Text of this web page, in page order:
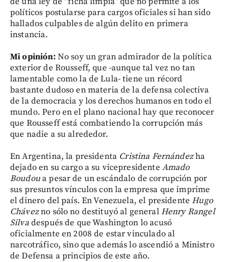
políticos postularse para cargos oficiales si han sido
hallados culpables de algún delito en primera
instancia.
Mi opinión: No soy un gran admirador de la política
exterior de Rousseff, que -aunque tal vez no tan
lamentable como la de Lula- tiene un récord
bastante dudoso en materia de la defensa colectiva
de la democracia y los derechos humanos en todo el
mundo. Pero en el plano nacional hay que reconocer
que Rousseff está combatiendo la corrupción más
que nadie a su alrededor.
En Argentina, la presidenta Cristina Fernándezha
dejado en su cargo a su vicepresidente Amado
Boudoua pesar de un escándalo de corrupción por
sus presuntos vínculos con la empresa que imprime
el dinero del país. En Venezuela, el presidenteHugo
Chávezno sólo no destituyó al generalHenry Rangel
Silvadespués de que Washington lo acusó
oficialmente en 2008 de estar vinculado al
narcotráfico, sino que además lo ascendió a Ministro
de Defensa a principios de este año.